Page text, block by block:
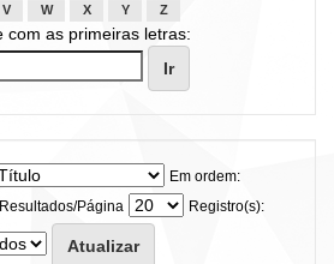
V W X Y Z
com as primeiras letras:
Em ordem:
Resultados/Página
Registro(s):